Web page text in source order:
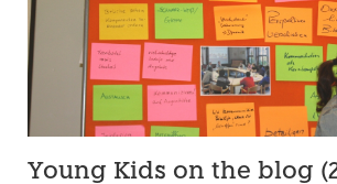
Young Kids on the blog